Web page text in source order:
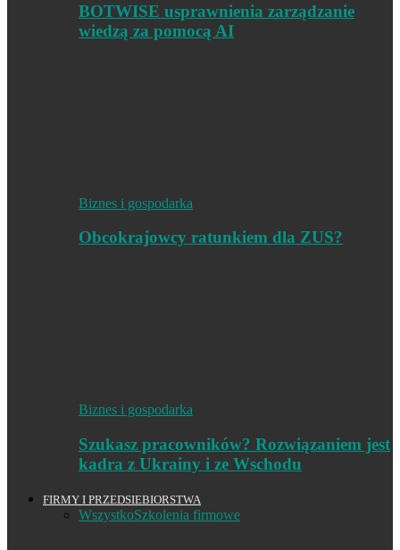
BOTWISE usprawnienia zarządzanie
wiedzą za pomocą AI
Biznes i gospodarka
Obcokrajowcy ratunkiem dla ZUS?
Biznes i gospodarka
Szukasz pracowników? Rozwiązaniem jest
kadra z Ukrainy i ze Wschodu
FIRMY I PRZEDSIEBIORSTWA
WszystkoSzkolenia firmowe